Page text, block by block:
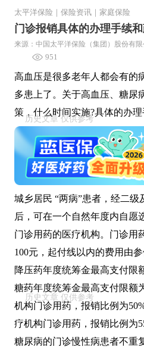
太平洋保险 保险资讯 家庭保险
门诊报销具体的办理手续
来源：中国太平洋保险（集团）股份有限
951
高血压是很多老年人都会有的
多患上了。关于高血压、糖尿
策，什么时间实施?具体的办
城乡居民 “两病”患者，经二
后，可在一个自然年度内自愿
门诊用药的医疗机构。门诊用
100元，起付线以内的费用由
降压药年度统筹金最高支付限
糖药年度统筹金最高支付限额
机构门诊用药，报销比例为
疗机构门诊用药，报销比例为
糖尿病的门诊慢性病患者不重